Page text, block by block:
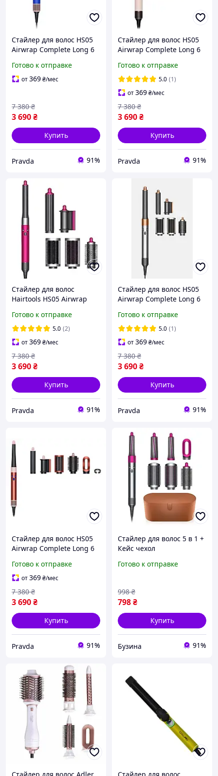
Стайлер для волос HS05
Airwrap Complete Long 6
Blue/Blush
Готово к отправке
от369₴/мес
3 690₴
7 380 ₴
Купить
Pravda 91%
Стайлер для волос HS05
Airwrap Complete Long 6
Sakura
Готово к отправке
5.0 (1)
от369₴/мес
3 690₴
7 380 ₴
Купить
Pravda 91%
Стайлер для волос
Hairtools HS05 Airwrap
Fuchsia 6 насадок
Готово к отправке
5.0 (2)
от369₴/мес
3 690₴
7 380 ₴
Купить
Pravda 91%
Стайлер для волос HS05
Airwrap Complete Long 6
Серо-золотой
Готово к отправке
5.0 (1)
от369₴/мес
3 690₴
7 380 ₴
Купить
Pravda 91%
Стайлер для волос HS05
Airwrap Complete Long 6
Bronze/Blush Pink
Готово к отправке
от369₴/мес
3 690₴
7 380 ₴
Купить
Pravda 91%
Стайлер для волос 5 в 1 +
Кейс чехол
для всех типов волос в
Готово к отправке
798₴
998 ₴
Купить
Бузина 91%